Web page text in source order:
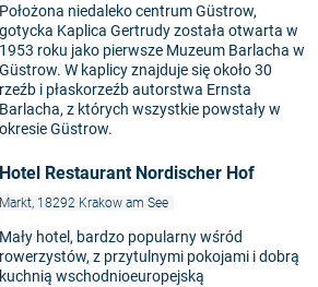
Położona niedaleko centrum Güstrow,
gotycka Kaplica Gertrudy została otwarta w
1953 roku jako pierwsze Muzeum Barlacha w
Güstrow. W kaplicy znajduje się około 30
rzeźb i płaskorzeźb autorstwa Ernsta
Barlacha, z których wszystkie powstały w
okresie Güstrow.
Hotel Restaurant Nordischer Hof
Markt, 18292 Krakow am See
Mały hotel, bardzo popularny wśród
rowerzystów, z przytulnymi pokojami i dobrą
kuchnią wschodnioeuropejską